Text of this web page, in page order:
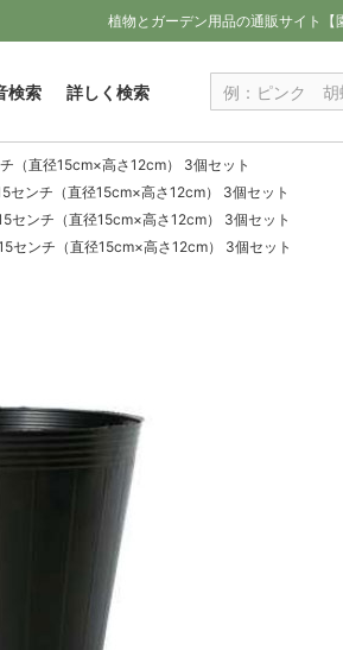
植物とガーデン用品の通販サイト
検索 詳しく検索
（直径15cm×高さ12cm） 3個セット
センチ（直径15cm×高さ12cm） 3個セット
センチ（直径15cm×高さ12cm） 3個セット
センチ（直径15cm×高さ12cm） 3個セット